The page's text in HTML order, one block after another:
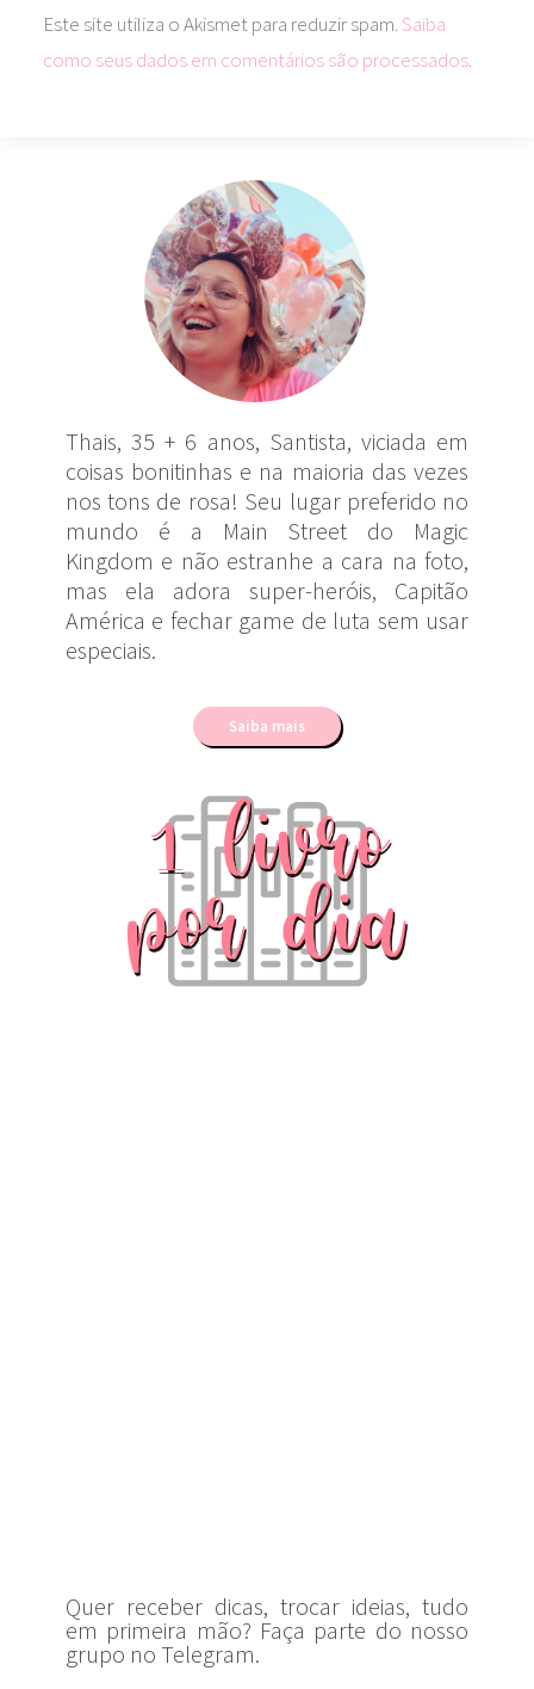
Este site utiliza o Akismet para reduzir spam. Saiba
como seus dados em comentários são processados.
Thais, 35 + 6 anos, Santista, viciada em
coisas bonitinhas e na maioria das vezes
nos tons de rosa! Seu lugar preferido no
mundo é a Main Street do Magic
Kingdom e não estranhe a cara na foto,
mas ela adora super-heróis, Capitão
América e fechar game de luta sem usar
especiais.
Saiba mais
Quer receber dicas, trocar ideias, tudo
em primeira mão? Faça parte do nosso
grupo no Telegram.